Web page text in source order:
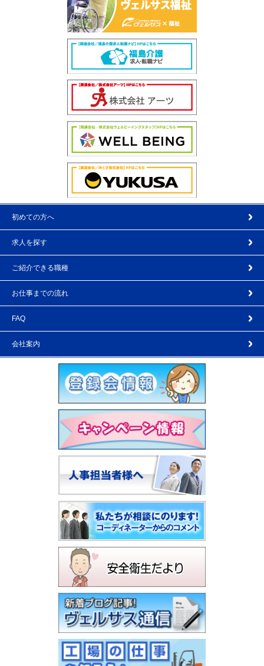
初めての方へ
求人を探す
ご紹介できる職種
お仕事までの流れ
FAQ
会社案内